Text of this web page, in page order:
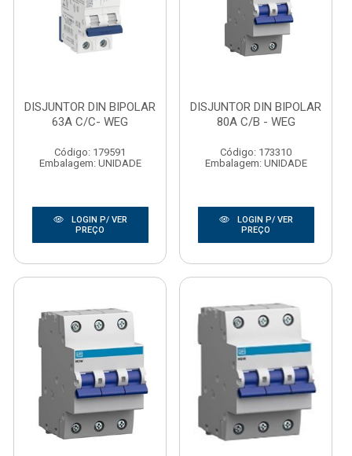
DISJUNTOR DIN BIPOLAR
63A C/C- WEG
Código: 179591
Embalagem: UNIDADE
LOGIN P/ VER
PREÇO
DISJUNTOR DIN BIPOLAR
80A C/B - WEG
Código: 173310
Embalagem: UNIDADE
LOGIN P/ VER
PREÇO